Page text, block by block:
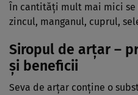
În cantităţi mult mai mici se
zincul, manganul, cuprul,
Siropul de arţar –
şi beneficii
Seva de arţar conţine o